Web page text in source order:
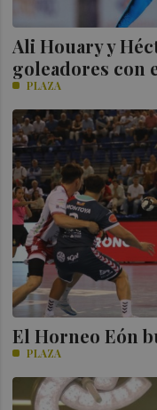
Ali Houary y
goleadores con
PLAZA
El Horneo Eón
PLAZA